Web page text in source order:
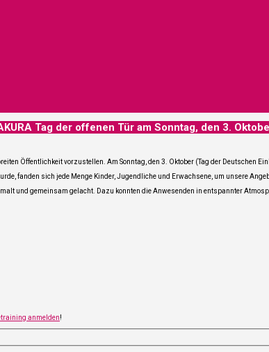
Tag der offe­nen Tür am Sonn­tag, den 3.
Öffent­lich­keit vor­zu­stel­len. Am Sonn­tag, den 3. Okto­ber (Tag der Deut­schen
fan­den sich jede Men­ge Kin­der, Jugend­li­che und Erwach­se­ne, um unse­re
und gemein­sam gelacht. Dazu konn­ten die Anwe­sen­den in ent­spann­ter
anmel­den!